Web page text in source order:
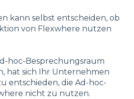
kann selbst entscheiden, ob
von Flexwhere nutzen
hoc-Besprechungsraum
hat sich Ihr Unternehmen
entschieden, die Ad-hoc-
nicht zu nutzen.